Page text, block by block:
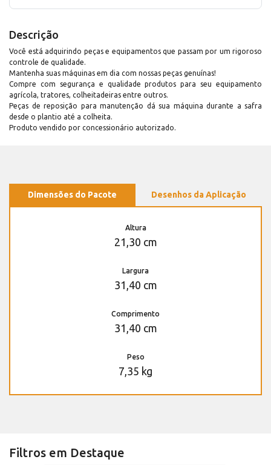
Descrição
Você está adquirindo peças e equipamentos que passam por um rigoroso
controle de qualidade.
Mantenha suas máquinas em dia com nossas peças genuínas!
Compre com segurança e qualidade produtos para seu equipamento
agrícola, tratores, colheitadeiras entre outros.
Peças de reposição para manutenção dá sua máquina durante a safra
desde o plantio até a colheita.
Produto vendido por concessionário autorizado.
Dimensões do Pacote Desenhos da Aplicação
Altura
21,30 cm
Largura
31,40 cm
Comprimento
31,40 cm
Peso
7,35 kg
Filtros em Destaque